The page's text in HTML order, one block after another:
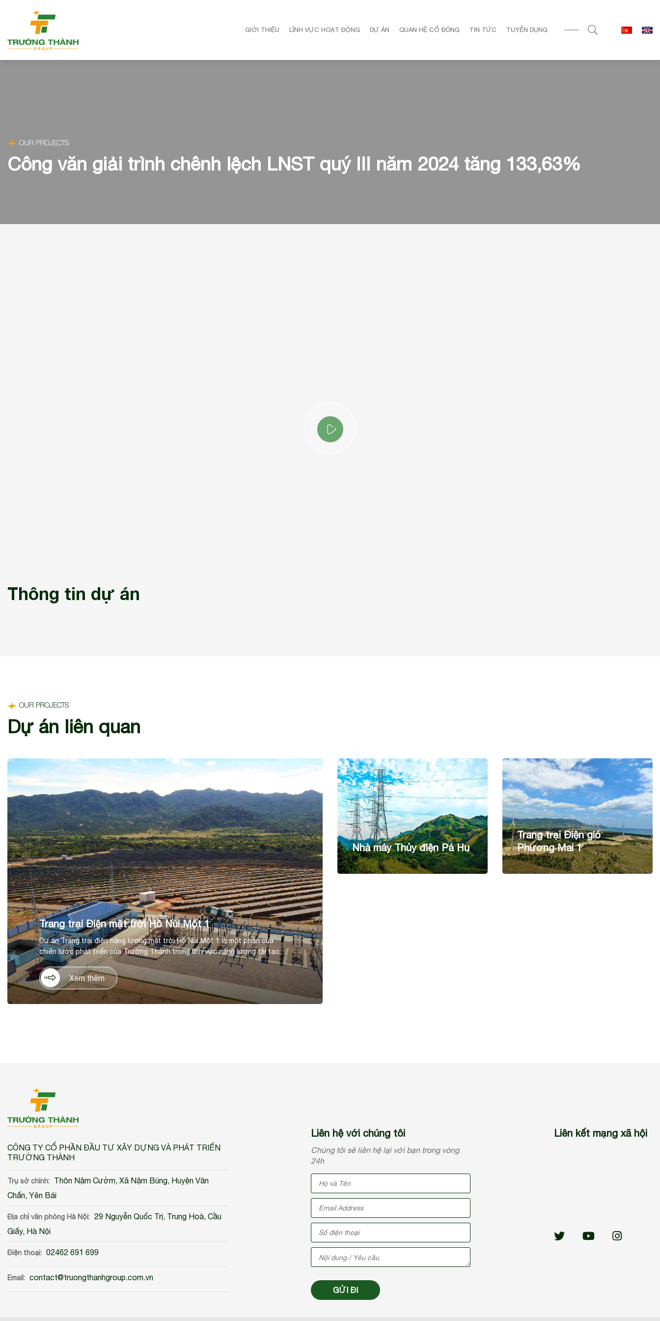
GIỚI THIỆU LĨNH VỰC HOẠT ĐỘNG DỰ ÁN QUAN HỆ CỔ ĐÔNG TIN TỨC TUYỂN DỤNG
OUR PROJECTS
Công văn giải trình chênh lệch LNST quý III năm 2024 tăng 133,63%
Thông tin dự án
OUR PROJECTS
Dự án liên quan
Trang trại Điện mặt trời Hồ Núi Một 1
Dự án Trang trại điện năng lượng mặt trời Hồ Núi Một 1 là một phần của
chiến lược phát triển của Trường Thành trong lĩnh vực năng lượng tái tạo,
tại huyện Thuận Nam, tỉnh Ninh Thuận. Dự án có tổng mức đầu tư là 1.036 tỷ
đồng, trên diện tích 60ha, với công suất thiết kế 50 MWp, cho sản lượng điện
dự kiến hằng năm 90 KWh/năm.
Xem thêm
Nhà máy Thủy điện Pá Hu
Trang trại Điện gió
Phương Mai 1
CÔNG TY CỔ PHẦN ĐẦU TƯ XÂY DỰNG VÀ PHÁT TRIỂN
TRƯỜNG THÀNH
Trụ sở chính:
Thôn Nậm Cưởm, Xã Nậm Búng, Huyện Văn
Chấn, Yên Bái
Địa chỉ văn phòng Hà Nội: 29 Nguyễn Quốc Trị, Trung Hoà, Cầu
Giấy, Hà Nội
Điện thoại: 02462 691 699
Email: contact@truongthanhgroup.com.vn
Liên hệ với chúng tôi
Chúng tôi sẽ liên hệ lại với bạn trong vòng
24h
Liên kết mạng xã hội